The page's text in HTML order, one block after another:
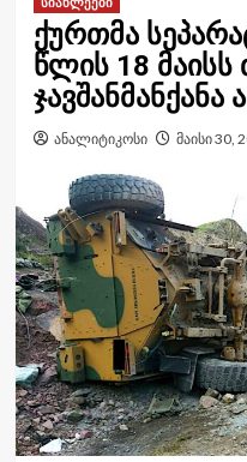
ქურთმა
წლის 18 მაისს
ანალიტიკოსი მაისი 30,